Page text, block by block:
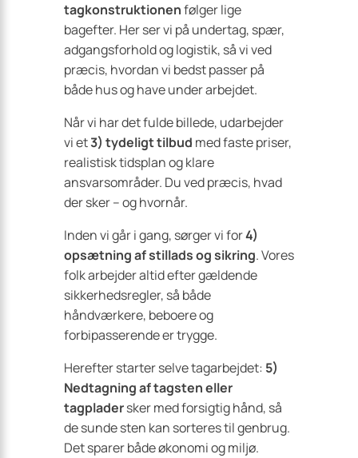
tagkonstruktionenfølger lige
bagefter. Her ser vi på undertag, spær,
adgangsforhold og logistik, så vi ved
præcis, hvordan vi bedst passer på
både hus og have under arbejdet.
Når vi har det fulde billede, udarbejder
vi et3) tydeligt tilbud med faste priser,
realistisk tidsplan og klare
ansvarsområder. Du ved præcis, hvad
der sker – og hvornår.
Inden vi går i gang, sørger vi for4)
opsætning af stillads og sikring. Vores
folk arbejder altid efter gældende
sikkerhedsregler, så både
håndværkere, beboere og
forbipasserende er trygge.
Herefter starter selve tagarbejdet: 5)
Nedtagning af tagsten eller
tagpladersker med forsigtig hånd, så
de sunde sten kan sorteres til genbrug.
Det sparer både økonomi og miljø.